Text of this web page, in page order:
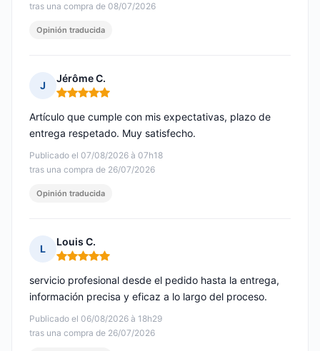
tras una compra de 08/07/2026
Opinión traducida
J
Jérôme C.
Nota: 5 de 5
Publicado el 07/08/2026 à 07h18
tras una compra de 26/07/2026
Artículo que cumple con mis expectativas, plazo de
entrega respetado. Muy satisfecho.
Opinión traducida
L
Louis C.
Nota: 5 de 5
Publicado el 06/08/2026 à 18h29
tras una compra de 26/07/2026
servicio profesional desde el pedido hasta la entrega,
información precisa y eficaz a lo largo del proceso.